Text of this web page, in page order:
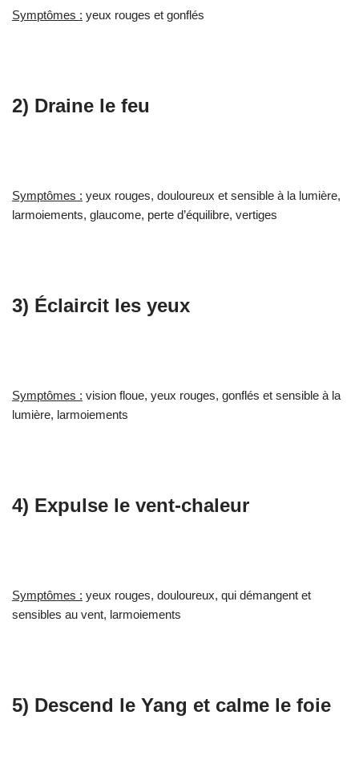
Symptômes : yeux rouges et gonflés
2) Draine le feu
Symptômes : yeux rouges, douloureux et sensible à la lumière,
larmoiements, glaucome, perte d’équilibre, vertiges
3) Éclaircit les yeux
Symptômes : vision floue, yeux rouges, gonflés et sensible à la
lumière, larmoiements
4) Expulse le vent-chaleur
Symptômes : yeux rouges, douloureux, qui démangent et
sensibles au vent, larmoiements
5) Descend le Yang et calme le foie